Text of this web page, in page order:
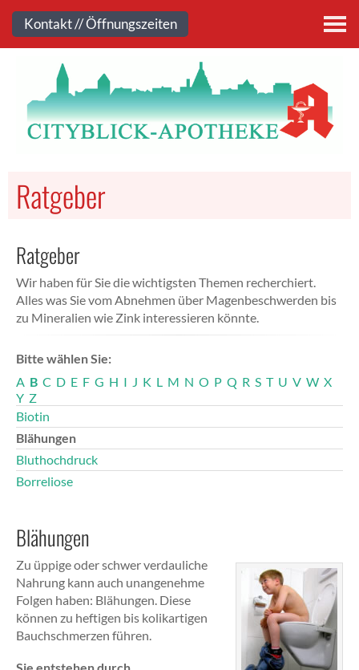
Kontakt
Ratgeber
Ratgeber
Wir haben für Sie die wichtigsten Themen recherchiert.
Alles was Sie vom Abnehmen über Magenbeschwerden bis
zu Mineralien wie Zink interessieren könnte.
Bitte wählen Sie:
A B C D E F G H I J K L M N O P Q R S T U V W X
Y Z
Biotin
Blähungen
Bluthochdruck
Borreliose
Blähungen
Zu üppige oder schwer verdauliche
Nahrung kann auch unangenehme
Folgen haben: Blähungen. Diese
können zu heftigen bis kolikartigen
Bauchschmerzen führen.
Sie entstehen durch
Kontakt // Öffnungszeiten